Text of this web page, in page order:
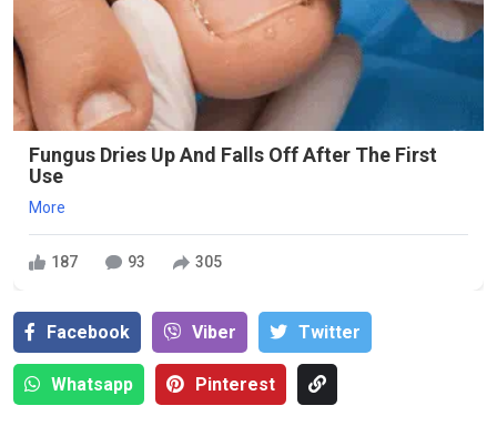
Fungus Dries Up And Falls Off After The First
Use
More
187 93 305
Facebook Viber Тwitter
Whatsapp Pinterest